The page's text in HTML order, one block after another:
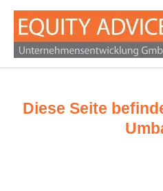
Inhalt
springen
Diese Seite